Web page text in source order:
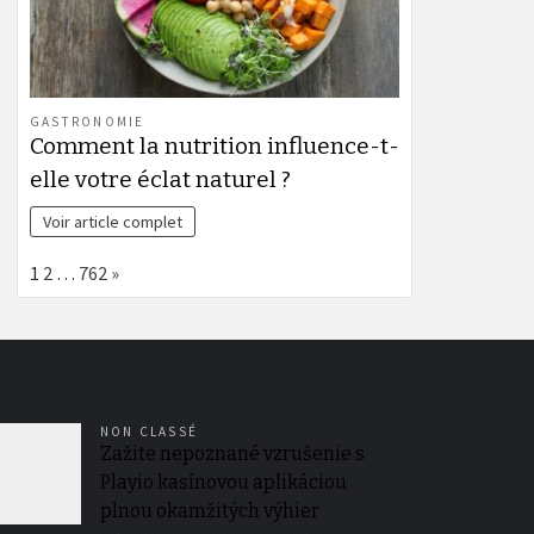
GASTRONOMIE
Comment la nutrition influence-t-
elle votre éclat naturel ?
Voir article complet
Page:
1 2 … 762 Next
»
NON CLASSÉ
Zažite nepoznané vzrušenie s
Playio kasínovou aplikáciou
plnou okamžitých výhier